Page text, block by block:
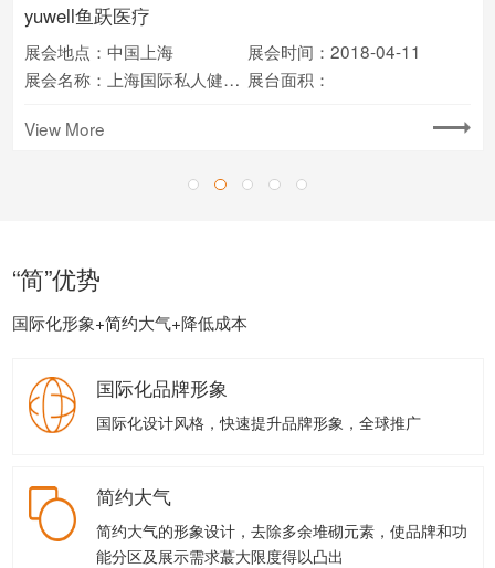
Panasonic-松下
展会地点：上海
展会时间：2018-3-08
展会名称：中国国际进口博览会 展台面积：
View More
yuwell鱼跃医疗
展会地点：中国上海
展会时间：2018-04-11
展会名称：上海国际私人健康管理及医疗定制服务展览会 展台面积：
View More
SIEMENS西门子
展会地点：上海
展会时间：2019-4
展会名称：
展台面积：CMEF医疗器械展
View More
DSM
展会地点：法国 巴黎
展会时间：2018
展会名称：
展台面积：复合材料展
View More
POCTEX-汉诺威工博会
展会地点：德国 汉诺威
展会时间：2019-04
展会名称：汉诺威工博会
展台面积：汉诺威工博会
View More
“简”优势
国际化形象+简约大气+降低成本
国际化品牌形象
国际化设计风格，快速提升品牌形象，全球推广
简约大气
简约大气的形象设计，去除多余堆砌元素，使品牌和功
能分区及展示需求蕞大限度得以凸出